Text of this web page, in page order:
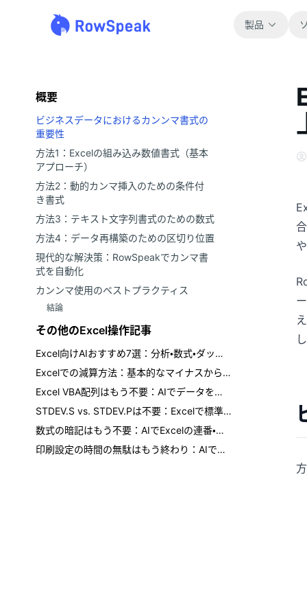
製品
概要
ビジネスデータにおけるカンンマ書式の
重要性
方法1：Excelの組み込み数値書式（基本
アプローチ）
方法2：動的カンマ挿入のための条件付
き書式
方法3：テキスト文字列書式のための数式
方法4：データ再構築のための区切り位置
現代的な解決策：RowSpeakでカンマ書
式を自動化
カンンマ使用のベストプラクティス
結論
その他のExcel操作記事
Excel向けAIおすすめ7選：分析・数式・ダッシュボード・レポート
Excelでの減算方法：基本的なマイナスからワンクリックAIまで
Excel VBA配列はもう不要：AIでデータを数秒で処理する方法
STDEV.S vs. STDEV.Pは不要：Excelで標準偏差をわかりやすく計算する方法
数式の暗記はもう不要：AIでExcelの連番・連続日付を生成
印刷設定の時間の無駄はもう終わり：AIでどんなExcelシートでも印刷用に準備する方法